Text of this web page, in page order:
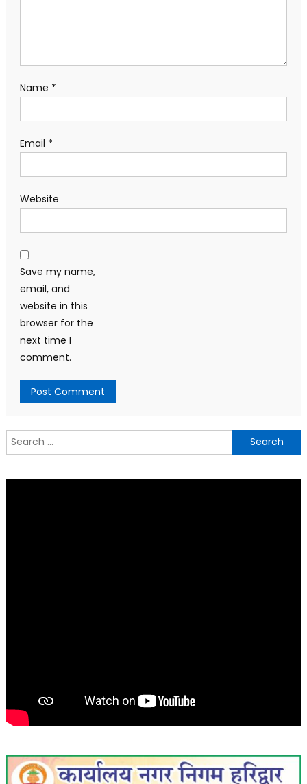
Name *
Email *
Website
Save my name,
email, and
website in this
browser for the
next time I
comment.
Search
for: